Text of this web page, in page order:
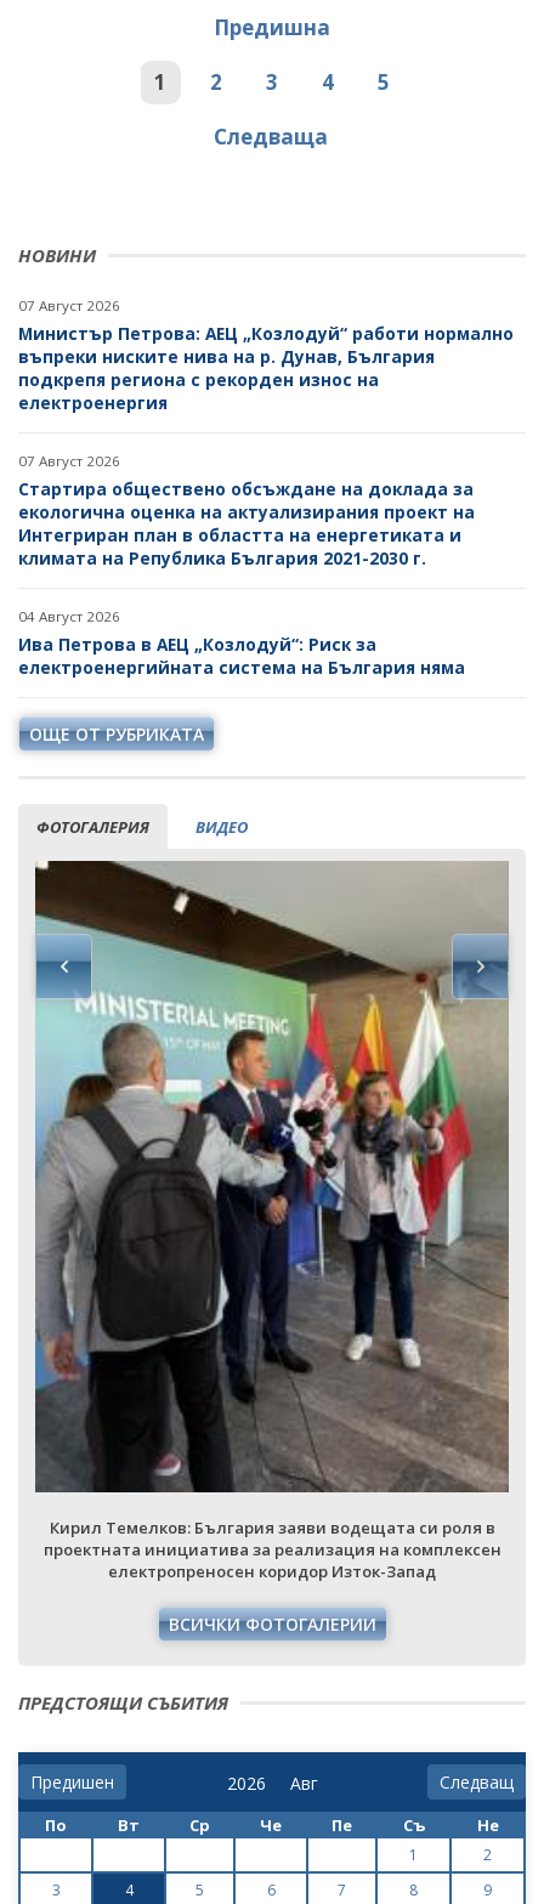
НОВИНИ
07 Август 2026
Министър Петрова: АЕЦ „Козлодуй“ работи нормално
въпреки ниските нива на р. Дунав, България
подкрепя региона с рекорден износ на
електроенергия
07 Август 2026
Стартира обществено обсъждане на доклада за
екологична оценка на актуализирания проект на
Интегриран план в областта на енергетиката и
климата на Република България 2021-2030 г.
04 Август 2026
Ива Петрова в АЕЦ „Козлодуй“: Риск за
електроенергийната система на България няма
ОЩЕ ОТ РУБРИКАТА
ФОТОГАЛЕРИЯ ВИДЕО
Кирил Темелков: България заяви водещата си роля в
проектната инициатива за реализация на комплексен
електропреносен коридор Изток-Запад
ВСИЧКИ ФОТОГАЛЕРИИ
Предишна
1
2 3 4
5
Следваща
ПРЕДСТОЯЩИ СЪБИТИЯ
Предишен Следващ
По Вт Ср Че Пе Съ Не
1
2
3
4 5 6 7 8
9